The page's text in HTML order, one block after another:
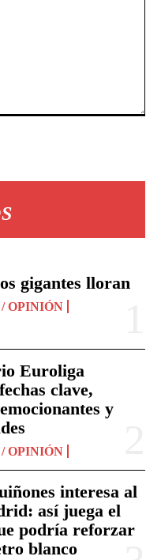
gigantes lloran
OPINIÓN
Euroliga
clave,
y
OPINIÓN
interesa al
así juega el
podría reforzar
blanco